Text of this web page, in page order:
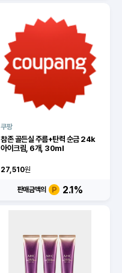
쿠팡
참존 골든실 주름+탄력 순금 24k
아이크림, 6개, 30ml
27,510원
판매금액의 2.1%